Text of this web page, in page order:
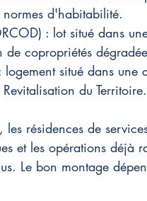
normes d'habitabilité.
: lot situé dans
copropriétés
logement situé dans
du Territoire.
résidences de
et les opérations déjà
Le bon montage